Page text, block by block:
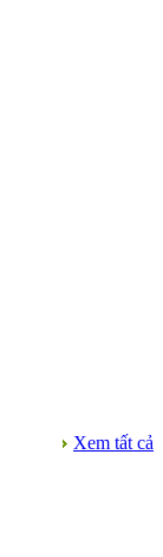
Xem tất cả